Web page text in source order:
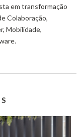
em transformação
Colaboração,
Mobilidade,